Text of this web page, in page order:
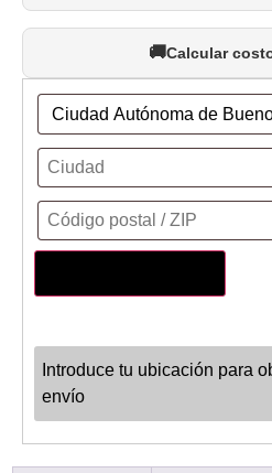
Calcular
Introduce tu ubicación para
envío